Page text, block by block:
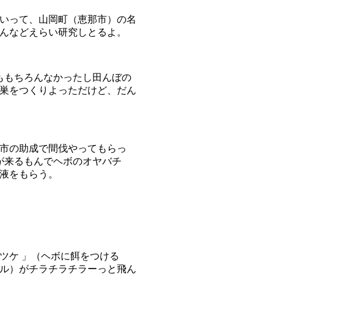
って、山岡町（恵那市）の名
などえらい研究しとるよ。
ちろんなかったし田んぼの
をつくりよっただけど、だん
の助成で間伐やってもらっ
るもんでヘボのオヤバチ
をもらう。
ケ 」（ヘボに餌をつける
）がチラチラチラーっと飛ん